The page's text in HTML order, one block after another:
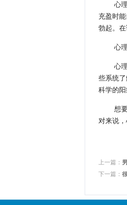
心
充盈时
勃起。
心
心
些系统
科学的阳
想
对来说
上一篇：
下一篇：